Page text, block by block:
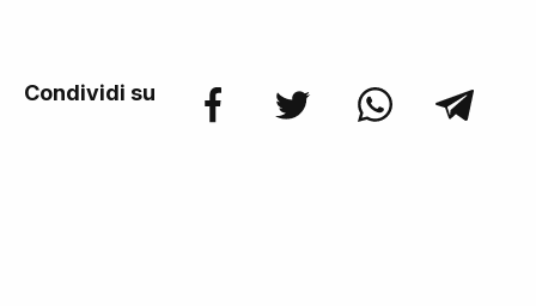
Condividi su